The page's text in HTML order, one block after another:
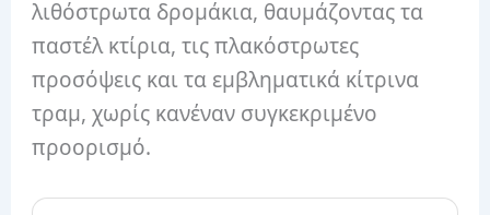
λιθόστρωτα δρομάκια, θαυμάζοντας τα
παστέλ κτίρια, τις πλακόστρωτες
προσόψεις και τα εμβληματικά κίτρινα
τραμ, χωρίς κανέναν συγκεκριμένο
προορισμό.